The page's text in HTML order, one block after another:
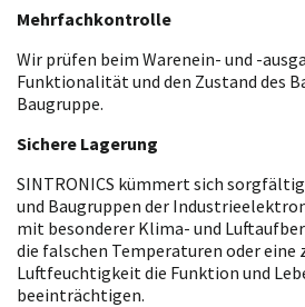
Mehrfachkontrolle
Wir prüfen beim Warenein- und -
Funktionalität und den Zustand des
Baugruppe.
Sichere Lagerung
SINTRONICS kümmert sich
und Baugruppen der
mit besonderer Klima- und
die falschen Temperaturen oder eine
Luftfeuchtigkeit die Funktion und
beeinträchtigen.